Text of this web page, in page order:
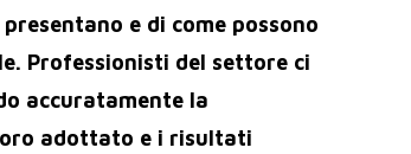
e di come possono
Professionisti del settore ci
accuratamente la
adottato e i risultati